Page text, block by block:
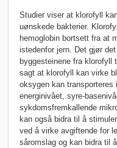
Studier viser at klorofyll
uønskede bakterier.
hemoglobin bortsett fra at
istedenfor jern. Det gjør
byggesteinene fra klorofyll
sagt at klorofyll kan virke
oksygen kan
energinivået, syre-
sykdomsfremkallende
kan også bidra til å
ved å virke avgiftende for
såromslag og kan bidra til